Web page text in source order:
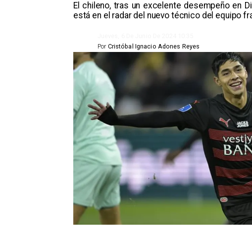
​El chileno, tras un excelente desempeño en
está en el radar del nuevo técnico del equipo
Cristóbal Ignacio Adones Reyes
Por